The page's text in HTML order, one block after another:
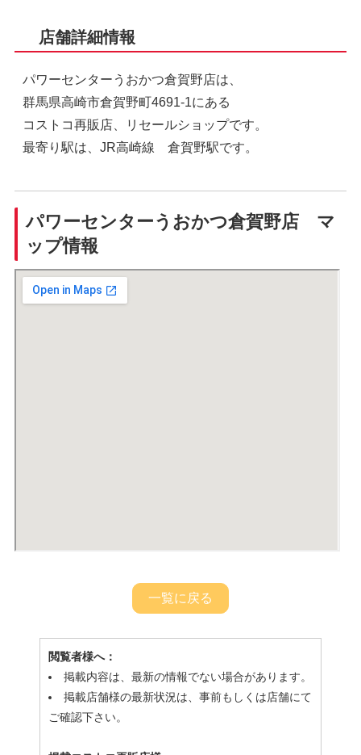
店舗詳細情報
パワーセンターうおかつ倉賀野店は、
群馬県高崎市倉賀野町4691-1にある
コストコ再販店、リセールショップです。
最寄り駅は、JR高崎線 倉賀野駅です。
パワーセンターうおかつ倉賀野店 マ
ップ情報
一覧に戻る
閲覧者様へ：
掲載内容は、最新の情報でない場合があります。
掲載店舗様の最新状況は、事前もしくは店舗にて
ご確認下さい。